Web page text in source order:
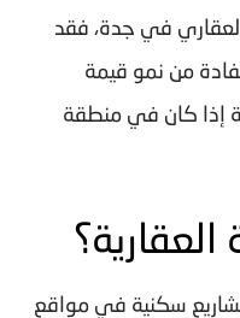
العقاري في جدة، فقد
من نمو قيمة
إذا كان في منطقة
سكنية في مواقع